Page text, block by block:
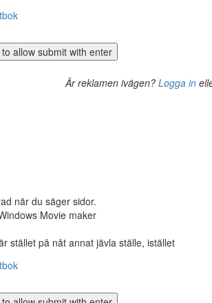
Är reklamen ivägen? Logga in
när du säger sidor.
Movie maker
stället på nåt annat jävla ställe, istället